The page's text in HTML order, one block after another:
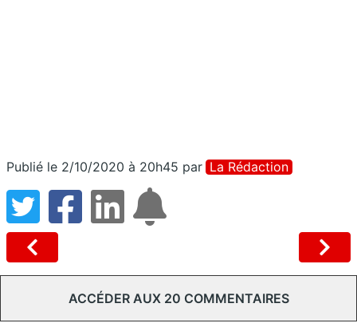
Publié le 2/10/2020 à 20h45 par La Rédaction
ACCÉDER AUX 20 COMMENTAIRES